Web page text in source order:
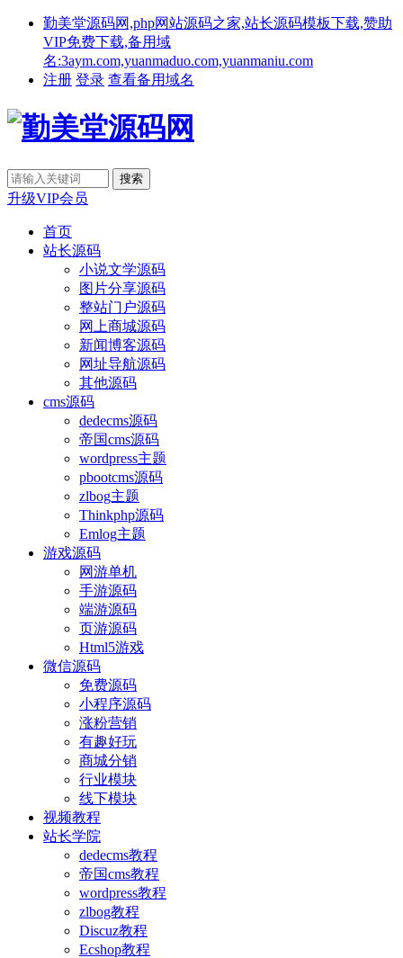
勤美堂源码网,php网站源码之家,站长源码模板下载,赞助
VIP免费下载,备用域
名:3aym.com,yuanmaduo.com,yuanmaniu.com
注册 登录 查看备用域名
升级VIP会员
首页
站长源码
小说文学源码
图片分享源码
整站门户源码
网上商城源码
新闻博客源码
网址导航源码
其他源码
cms源码
dedecms源码
帝国cms源码
wordpress主题
pbootcms源码
zlbog主题
Thinkphp源码
Emlog主题
游戏源码
网游单机
手游源码
端游源码
页游源码
Html5游戏
微信源码
免费源码
小程序源码
涨粉营销
有趣好玩
商城分销
行业模块
线下模块
视频教程
站长学院
dedecms教程
帝国cms教程
wordpress教程
zlbog教程
Discuz教程
Ecshop教程